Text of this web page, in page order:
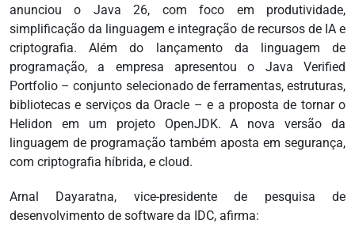
anunciou o Java 26, com foco em produtividade,
simplificação da linguagem e integração de recursos de IA e
criptografia. Além do lançamento da linguagem de
programação, a empresa apresentou o Java Verified
Portfolio – conjunto selecionado de ferramentas, estruturas,
bibliotecas e serviços da Oracle – e a proposta de tornar o
Helidon em um projeto OpenJDK. A nova versão da
linguagem de programação também aposta em segurança,
com criptografia híbrida, e cloud.
Arnal Dayaratna, vice-presidente de pesquisa de
desenvolvimento de software da IDC, afirma: